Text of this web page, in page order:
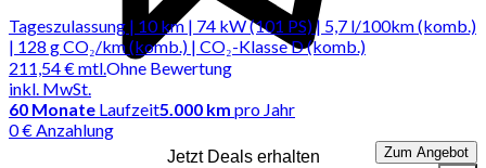
Jetzt Deals erhalten
Tageszulassung | 10 km | 74 kW (101 PS) | 5,7 l/100km (komb.)
| 128 g CO₂/km (komb.) | CO₂-Klasse D (komb.)
211,54 €mtl.
inkl. MwSt.
Ohne Bewertung
60 Monate Laufzeit5.000 km pro Jahr
0 € Anzahlung
Zum Angebot